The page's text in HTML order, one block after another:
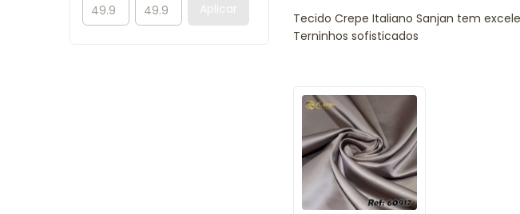
Aplicar
Tecido Crepe Italiano Sanjan tem
Terninhos sofisticados